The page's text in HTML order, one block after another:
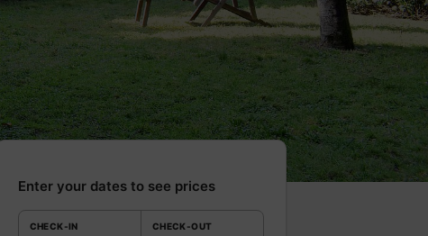
Enter your dates to see prices
CHECK-IN CHECK-OUT